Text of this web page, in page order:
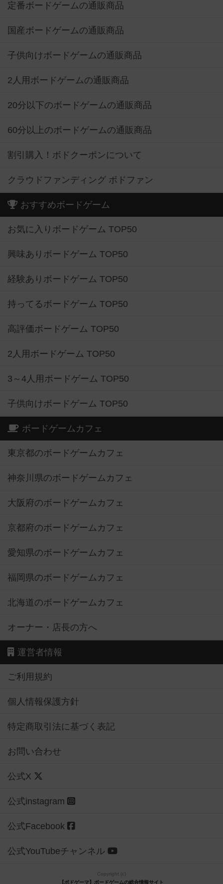
定番ボードゲームの通販商品
国産ボードゲームの通販商品
子供向けボードゲームの通販商品
2人用ボードゲームの通販商品
20分以下のボードゲームの通販商品
60分以上のボードゲームの通販商品
割引購入！ボドクーポンについて
クラウドファンディング ボドファン
おすすめボードゲーム
お気に入りボードゲーム TOP50
興味ありボードゲーム TOP50
経験ありボードゲーム TOP50
持ってるボードゲーム TOP50
高評価ボードゲーム TOP50
2人用ボードゲーム TOP50
3～4人用ボードゲーム TOP50
子供向けボードゲーム TOP50
ボードゲームカフェ
東京都のボードゲームカフェ
神奈川県のボードゲームカフェ
大阪府のボードゲームカフェ
京都府のボードゲームカフェ
愛知県のボードゲームカフェ
福岡県のボードゲームカフェ
北海道のボードゲームカフェ
オーナー・店長の方へ
運営者情報
ご利用規約
個人情報保護方針
特定商取引法に基づく表記
お問い合わせ
公式X
公式instagram
公式Facebook
公式YouTubeチャンネル
Copyright (c)
【ボドゲーマ】ボードゲームの総合情報サイト